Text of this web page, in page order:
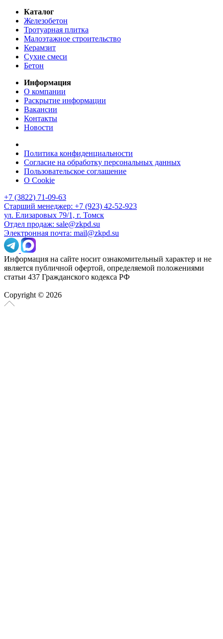
Каталог
Железобетон
Тротуарная плитка
Малоэтажное строительство
Керамзит
Сухие смеси
Бетон
Информация
О компании
Раскрытие информации
Вакансии
Контакты
Новости
Политика конфиденциальности
Согласие на обработку персональных данных
Пользовательское соглашение
О Cookie
+7 (3822) 71-09-63
Старший менеджер: +7 (923) 42-52-923
ул. Елизаровых 79/1, г. Томск
Отдел продаж: sale@zkpd.su
Электронная почта: mail@zkpd.su
Информация на сайте носит ознакомительный характер и не
является публичной офертой, определяемой положениями
статьи 437 Гражданского кодекса РФ
Copyright © 2026